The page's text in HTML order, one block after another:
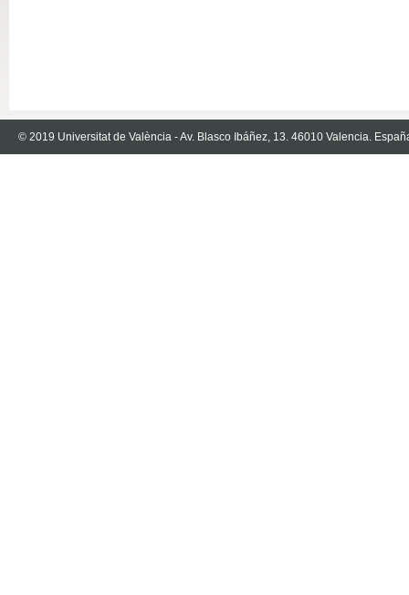
© 2019 Universitat de València - Av. Blasco Ibáñez, 13. 46010 Valencia.